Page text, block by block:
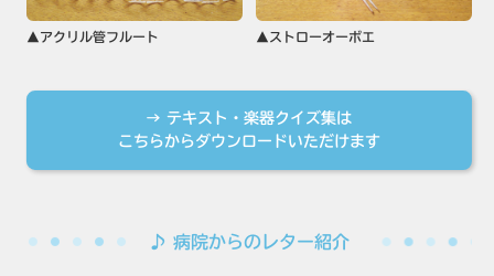
▲アクリル管フルート ▲ストローオーボエ
→ テキスト・楽器クイズ集は
こちらからダウンロードいただけます
♪ 病院からのレター紹介